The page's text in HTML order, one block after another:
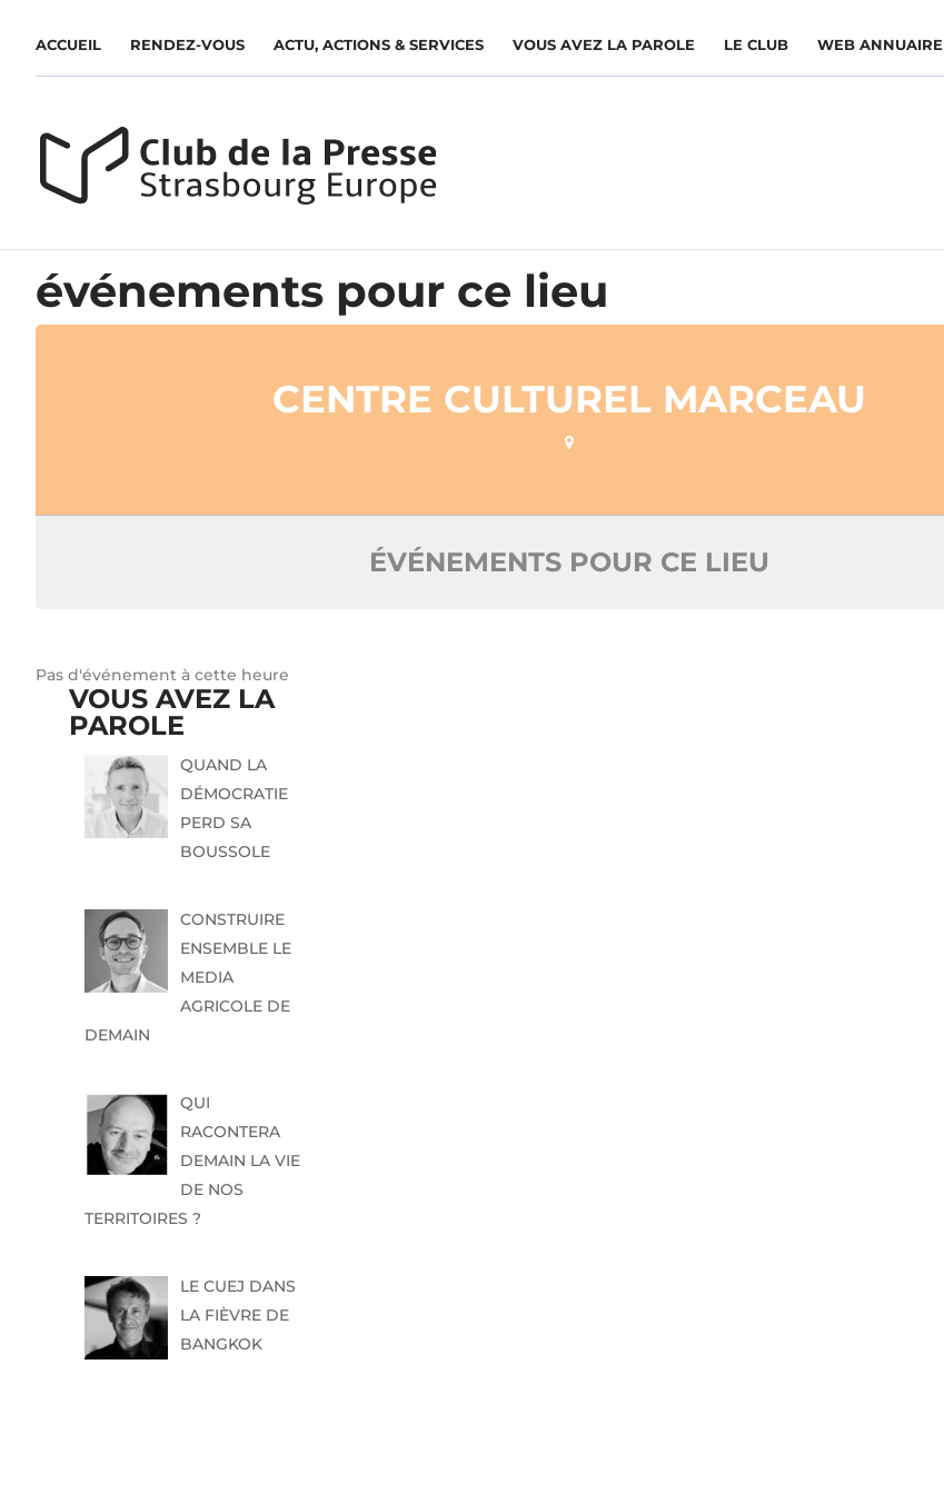
ACCUEIL RENDEZ-VOUS ACTU, ACTIONS & SERVICES VOUS AVEZ LA PAROLE LE CLUB WEB ANNUAIRE
événements pour ce lieu
CENTRE CULTUREL MARCEAU
ÉVÉNEMENTS POUR CE LIEU
Pas d'événement à cette heure
VOUS AVEZ LA
PAROLE
QUAND LA
DÉMOCRATIE
PERD SA
BOUSSOLE
CONSTRUIRE
ENSEMBLE LE
MEDIA
AGRICOLE DE
DEMAIN
QUI
RACONTERA
DEMAIN LA VIE
DE NOS
TERRITOIRES ?
LE CUEJ DANS
LA FIÈVRE DE
BANGKOK